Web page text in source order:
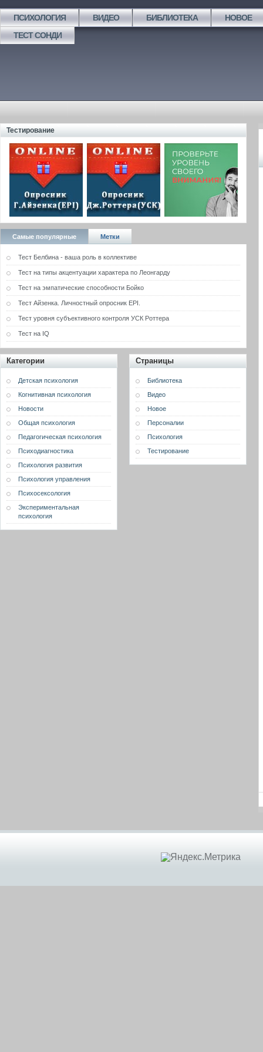
ПСИХОЛОГИЯ ВИДЕО БИБЛИОТЕКА
НОВОЕ
ТЕСТ СОНДИ
Тестирование
Самые популярные Метки
Тест Белбина - ваша роль в коллективе
Тест на типы акцентуации характера по Леонгарду
Тест на эмпатические способности Бойко
Тест Айзенка. Личностный опросник EPI.
Тест уровня субъективного контроля УСК Роттера
Тест на IQ
Категории
Детская психология
Когнитивная психология
Новости
Общая психология
Педагогическая психология
Психодиагностика
Психология развития
Психология управления
Психосексология
Экспериментальная
психология
Страницы
Библиотека
Видео
Новое
Персоналии
Психология
Тестирование